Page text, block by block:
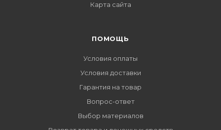
Карта сайта
ПОМОЩЬ
Условия оплаты
Условия доставки
Гарантия на товар
Вопрос-ответ
Выбор материалов